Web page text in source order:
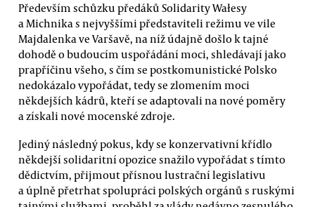
Především schůzku předáků Solidarity Wałesy
a Michnika s nejvyššími představiteli režimu ve vile
Majdalenka ve Varšavě, na níž údajně došlo k tajné
dohodě o budoucím uspořádání moci, shledávají jako
prapříčinu všeho, s čím se postkomunistické Polsko
nedokázalo vypořádat, tedy se zlomením moci
někdejších kádrů, kteří se adaptovali na nové poměry
a získali nové mocenské zdroje.
Jediný následný pokus, kdy se konzervativní křídlo
někdejší solidaritní opozice snažilo vypořádat s tímto
dědictvím, přijmout přísnou lustrační legislativu
a úplně přetrhat spolupráci polských orgánů s ruskými